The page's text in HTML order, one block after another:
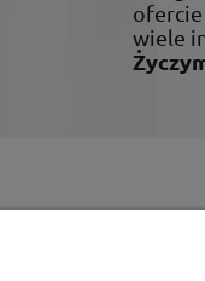
ofercie
wiele